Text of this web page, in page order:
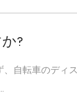
?
自転車のディス